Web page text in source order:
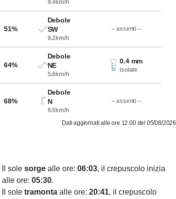
9.4km/h
51%
Debole
SW
9.2km/h
-- assenti --
64%
Debole
NE
5.6km/h
0.4 mm
isolate
68%
Debole
N
9.5km/h
-- assenti --
Dati aggiornati alle ore 12.00 del 05/08/2026
Il sole sorge alle ore: 06:03, il crepuscolo inizia
alle ore: 05:30.
Il sole tramonta alle ore: 20:41, il crepuscolo